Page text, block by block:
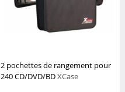
2 pochettes de rangement pour
240 CD/DVD/BDXCase